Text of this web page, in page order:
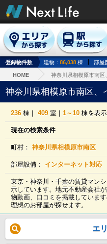
登録物件数 建物： 86,038 棟 部屋
HOME 神奈川県相模原市南区
236 棟｜409 室｜1～10 棟を表示
現在の検索条件
町村：神奈川県相模原市南区
部屋設備： インターネット対応
東京・神奈川・千葉の賃貸マン
示しています。地元不動産会社
物動画、口コミを掲載していま
理想のお部屋が探せます。
エ